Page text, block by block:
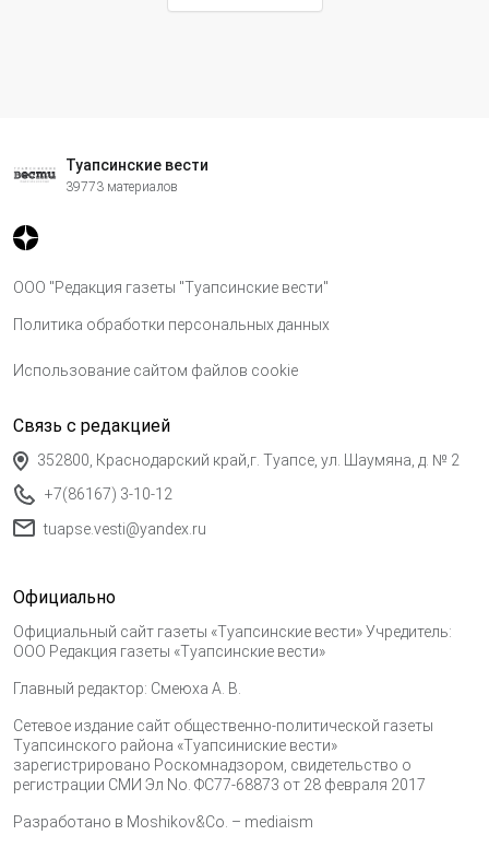
Туапсинские вести
39773 материалов
ООО "Редакция газеты "Туапсинские вести"
Политика обработки персональных данных
Использование сайтом файлов cookie
Связь с редакцией
352800, Краснодарский край,г. Туапсе, ул. Шаумяна, д. № 2
+7(86167) 3-10-12
tuapse.vesti@yandex.ru
Официально
Официальный сайт газеты «Туапсинские вести» Учредитель:
ООО Редакция газеты «Туапсинские вести»
Главный редактор: Смеюха А. В.
Сетевое издание сайт общественно-политической газеты
Туапсинского района «Туапсиниские вести»
зарегистрировано Роскомнадзором, свидетельство о
регистрации СМИ Эл No. ФС77-68873 от 28 февраля 2017
Разработано в Moshikov&Co. – mediaism